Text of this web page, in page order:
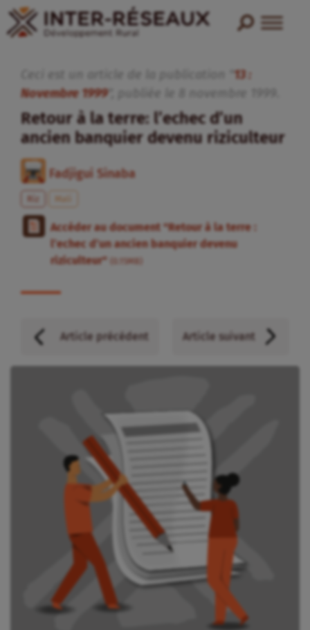
13 :
Novembre 1999", publiée
Retour à la terre: l’echec d’un
ancien banquier devenu riziculteur
Fadjigui Sinaba
Mali
Accéder au document "Retour à la terre :
l’echec d’un ancien banquier devenu
riziculteur"
(0.15MB)
Article précédent Article suivant